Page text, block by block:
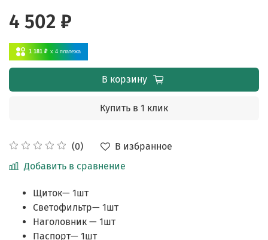
(0)
В избранное
Добавить в сравнение
4 502 ₽
1 181 ₽ x 4 платежа
В корзину
Купить в 1 клик
Щиток— 1шт
Светофильтр— 1шт
Наголовник — 1шт
Паспорт— 1шт